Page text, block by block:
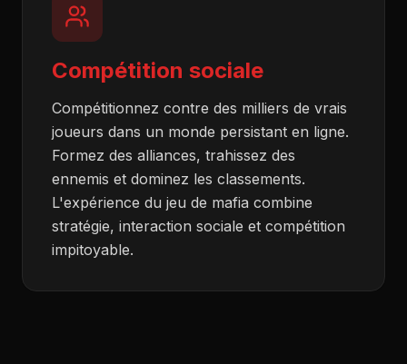
Compétition sociale
Compétitionnez contre des milliers de vrais
joueurs dans un monde persistant en ligne.
Formez des alliances, trahissez des
ennemis et dominez les classements.
L'expérience du jeu de mafia combine
stratégie, interaction sociale et compétition
impitoyable.